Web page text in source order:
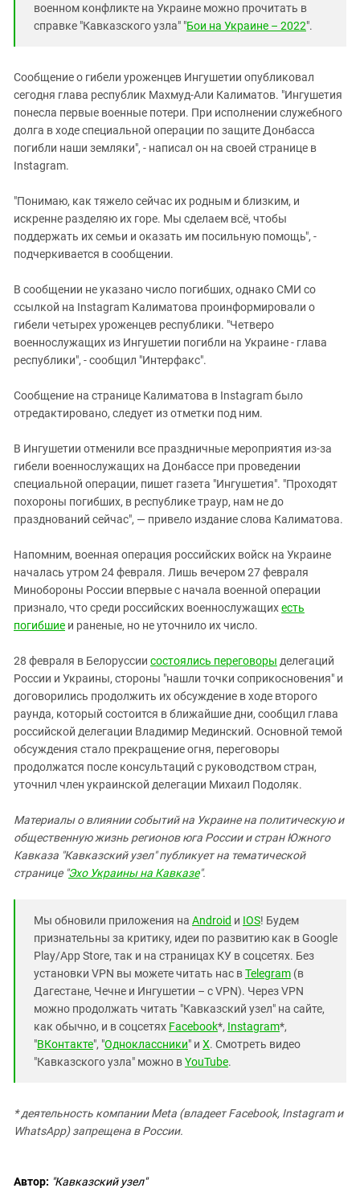
военном конфликте на Украине можно прочитать в
справке "Кавказского узла" "Бои на Украине – 2022".
Сообщение о гибели уроженцев Ингушетии опубликовал
сегодня глава республик Махмуд-Али Калиматов. "Ингушетия
понесла первые военные потери. При исполнении служебного
долга в ходе специальной операции по защите Донбасса
погибли наши земляки", - написал он на своей странице в
Instagram.
"Понимаю, как тяжело сейчас их родным и близким, и
искренне разделяю их горе. Мы сделаем всё, чтобы
поддержать их семьи и оказать им посильную помощь", -
подчеркивается в сообщении.
В сообщении не указано число погибших, однако СМИ со
ссылкой на Instagram Калиматова проинформировали о
гибели четырех уроженцев республики. "Четверо
военнослужащих из Ингушетии погибли на Украине - глава
республики", - сообщил "Интерфакс".
Сообщение на странице Калиматова в Instagram было
отредактировано, следует из отметки под ним.
В Ингушетии отменили все праздничные мероприятия из-за
гибели военнослужащих на Донбассе при проведении
специальной операции, пишет газета "Ингушетия". "Проходят
похороны погибших, в республике траур, нам не до
празднований сейчас", — привело издание слова Калиматова.
Напомним, военная операция российских войск на Украине
началась утром 24 февраля. Лишь вечером 27 февраля
Минобороны России впервые с начала военной операции
признало, что среди российских военнослужащихесть
погибшие и раненые, но не уточнило их число.
28 февраля в Белоруссии состоялись переговоры делегаций
России и Украины, стороны "нашли точки соприкосновения" и
договорились продолжить их обсуждение в ходе второго
раунда, который состоится в ближайшие дни, сообщил глава
российской делегации Владимир Мединский. Основной темой
обсуждения стало прекращение огня, переговоры
продолжатся после консультаций с руководством стран,
уточнил член украинской делегации Михаил Подоляк.
Материалы о влиянии событий на Украине на политическую и
общественную жизнь регионов юга России и стран Южного
Кавказа "Кавказский узел" публикует на тематической
странице "Эхо Украины на Кавказе".
Мы обновили приложения на Android и IOS! Будем
признательны за критику, идеи по развитию как в Google
Play/App Store, так и на страницах КУ в соцсетях. Без
установки VPN вы можете читать нас вTelegram (в
Дагестане, Чечне и Ингушетии – с VPN). Через VPN
можно продолжать читать "Кавказский узел" на сайте,
как обычно, и в соцсетях Facebook*, Instagram*,
"ВКонтакте", "Одноклассники" и X. Смотреть видео
"Кавказского узла" можно вYouTube.
* деятельность компании Meta (владеет Facebook, Instagram и
WhatsApp) запрещена в России.
Автор: "Кавказский узел"